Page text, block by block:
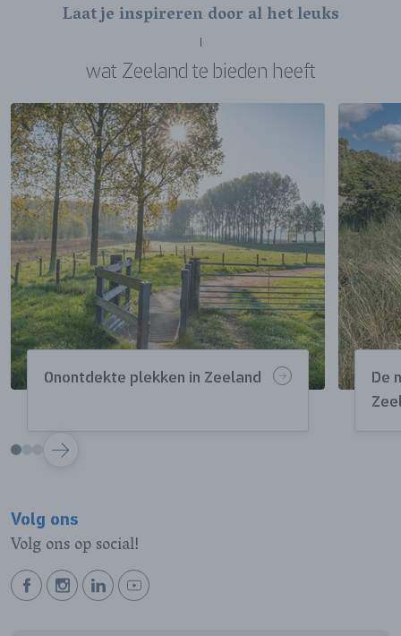
Laat je inspireren door al het leuks
wat Zeeland te bieden heeft
Onontdekte plekken in Zeeland
De
VOLGENDE
Volg ons
Volg ons op social!
BEKIJKBEKIJKBEKIJKBEKIJK